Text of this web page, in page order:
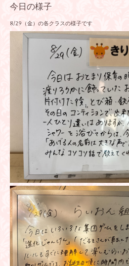
今日の様子
8/29（金）の各クラスの様子です